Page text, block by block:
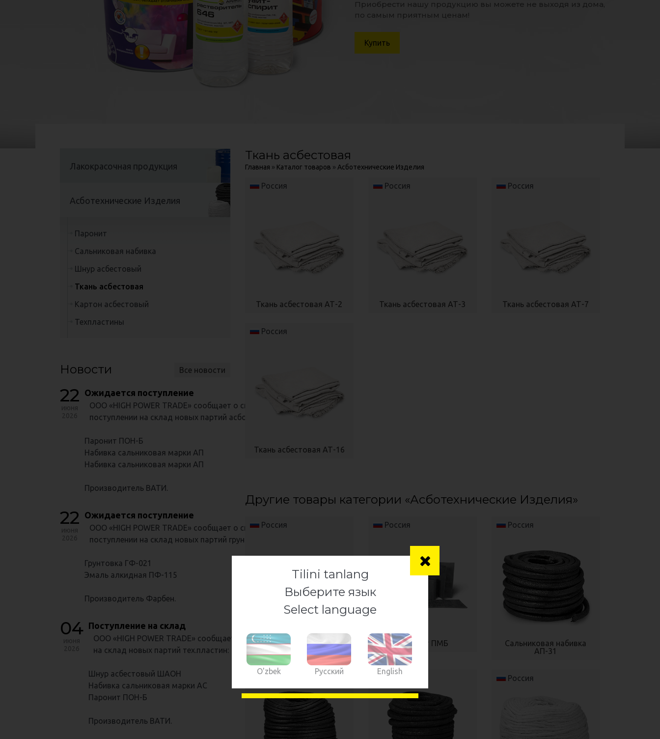
Приобрести нашу продукцию вы можете не выходя из дома,
по самым приятным ценам!
Купить
тары: Бочка 216.5л; Канистры 20л, 10л,
Адрес:Бектемирский район ул. Олтин топган, 29
Ориентир:Производственный цех “СОЧНАЯ ДОЛИНА”
Посмотреть на карте
Приобрести нашу продукцию вы можете не выходя из дома,
по самым приятным ценам!
Купить
Tilini tanlang
Выберите язык
Select language
O'zbek Русский English
Лакокрасочная продукция
Асботехнические Изделия
Паронит
Сальниковая набивка
Шнур асбестовый
Ткань асбестовая
Картон асбестовый
Техпластины
Все новости
Новости
22 Ожидается поступление
ООО «HIGH POWER TRADE» сообщает о скором
поступлении на склад новых партий асботехники:
Паронит ПОН-Б
Набивка сальниковая марки АП
Набивка сальниковая марки АП
Производитель ВАТИ.
22 Ожидается поступление
ООО «HIGH POWER TRADE» сообщает о скором
поступлении на склад новых партий грунтовки:
Грунтовка ГФ-021
Эмаль алкидная ПФ-115
Производитель Фарбен.
04 Поступление на склад
ООО «HIGH POWER TRADE» сообщает о поступлении
на склад новых партий тех.пластин:
Шнур асбестовый ШАОН
Набивка сальниковая марки АС
Паронит ПОН-Б
Производитель ВАТИ.
Ткань асбестовая
Главная » Каталог товаров » Асботехнические Изделия
Россия
Ткань асбестовая АТ-2
Россия
Ткань асбестовая АТ-3
Россия
Ткань асбестовая АТ-7
Россия
Ткань асбестовая АТ-16
Другие товары категории «Асботехнические Изделия»
Россия
Паронит ПОН-Б
Россия
Паронит ПМБ
Россия
Сальниковая набивка
АП-31
Россия Россия